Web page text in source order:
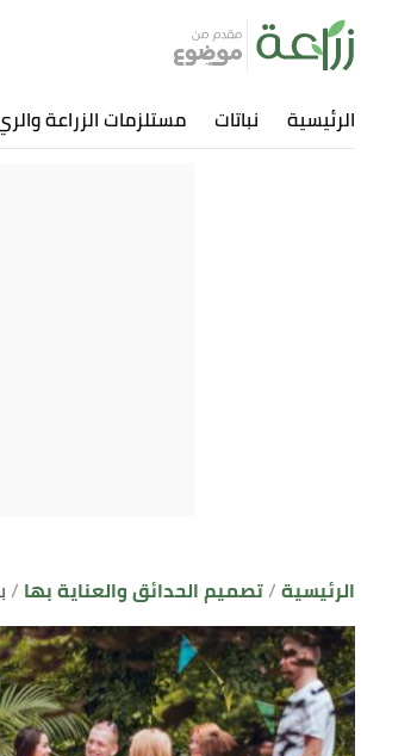
الرئيسية نباتات مستلزمات الزراعة
الرئيسية تصميم الحدائق والعناية بها